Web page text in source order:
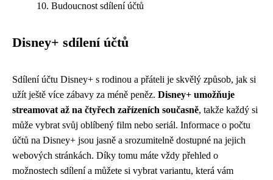
Budoucnost sdílení účtů
Disney+ sdílení účtů
Sdílení účtu Disney+ s rodinou a přáteli je skvělý způsob, jak si
užít ještě více zábavy za méně peněz. Disney+ umožňuje
streamovat až na čtyřech zařízeních současně, takže každý si
může vybrat svůj oblíbený film nebo seriál. Informace o počtu
účtů na Disney+ jsou jasně a srozumitelně dostupné na jejich
webových stránkách. Díky tomu máte vždy přehled o
možnostech sdílení a můžete si vybrat variantu, která vám